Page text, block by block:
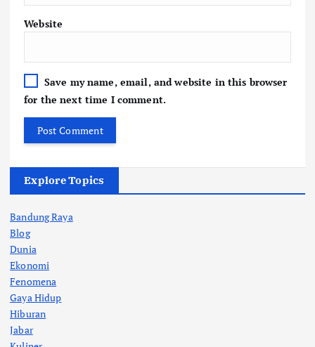
Website
Save my name, email, and website in this browser
for the next time I comment.
Explore Topics
Bandung Raya
Blog
Dunia
Ekonomi
Fenomena
Gaya Hidup
Hiburan
Jabar